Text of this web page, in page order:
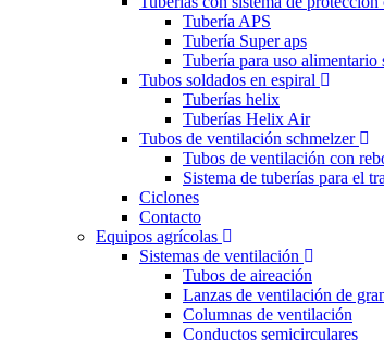
Tubería APS
Tubería Super aps
Tubería para uso alimentario
Tubos soldados en espiral
Tuberías helix
Tuberías Helix Air
Tubos de ventilación schmelzer
Tubos de ventilación con
Sistema de tuberías para el
Ciclones
Contacto
Equipos agrícolas
Sistemas de ventilación
Tubos de aireación
Lanzas de ventilación de
Columnas de ventilación
Conductos semicirculares